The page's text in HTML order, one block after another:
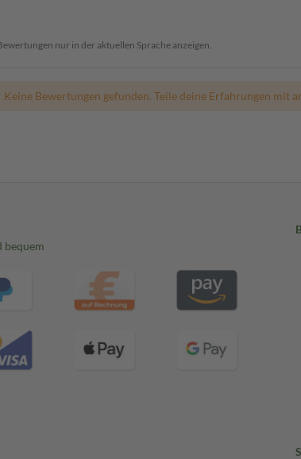
nur in der aktuellen Sprache anzeigen.
Keine Bewertungen gefunden. Teile deine Erfahrungen mit
bequem